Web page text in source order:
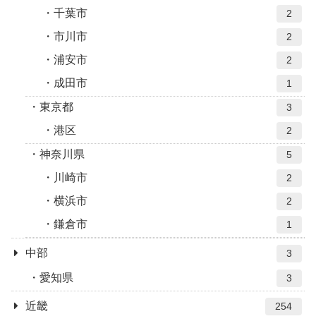
千葉市 2
市川市 2
浦安市 2
成田市 1
東京都 3
港区 2
神奈川県 5
川崎市 2
横浜市 2
鎌倉市 1
中部 3
愛知県 3
近畿 254